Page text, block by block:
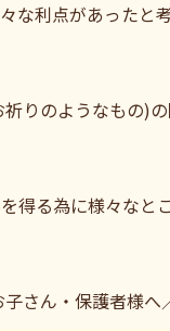
利点があったと考
りのようなもの)
得る為に様々なと
さん・保護者様へ